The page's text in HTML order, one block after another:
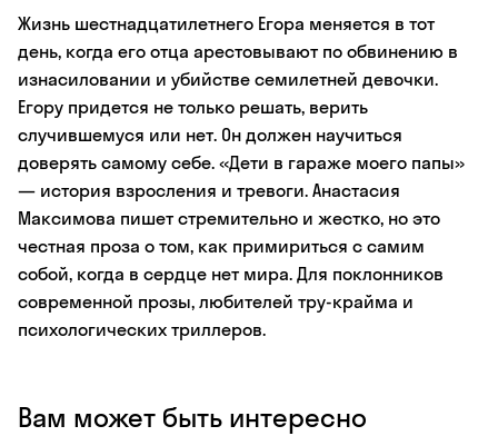
Жизнь шестнадцатилетнего Егора меняется в тот
день, когда его отца арестовывают по обвинению в
изнасиловании и убийстве семилетней девочки.
Егору придется не только решать, верить
случившемуся или нет. Он должен научиться
доверять самому себе. «Дети в гараже моего папы»
— история взросления и тревоги. Анастасия
Максимова пишет стремительно и жестко, но это
честная проза о том, как примириться с самим
собой, когда в сердце нет мира. Для поклонников
современной прозы, любителей тру-крайма и
психологических триллеров.
Вам может быть интересно